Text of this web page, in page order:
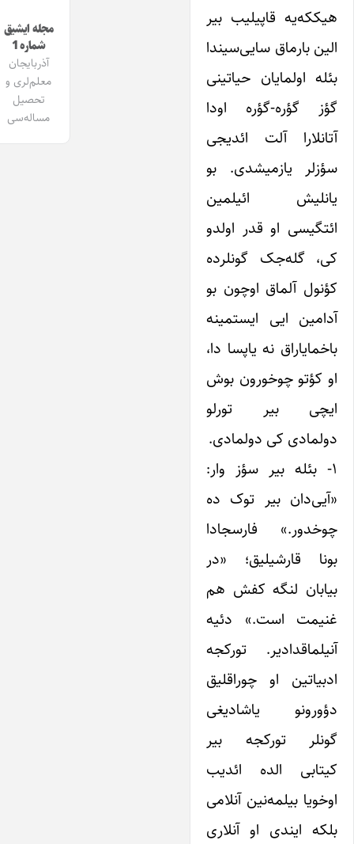
هیککه‌یه قاپیلیب بیر
الین بارماق سایی‌سیندا
بئله اولمایان حیاتینی
گؤز گؤره-گؤره اودا
آتانلارا آلت ائدیجی
سؤزلر یازمیشدی. بو
یانلیش ائیلمین
ائتگیسی او قدر اولدو
کی، گله‌جک گونلرده
کؤنول آلماق اوچون بو
آدامین ایی ایستمینه
باخمایاراق نه یاپسا دا،
او کؤتو چوخورون بوش
ایچی بیر تورلو
دولمادی کی دولمادی.
۱- بئله بیر سؤز وار:
«آیی‌دان بیر توک ده
چوخدور.» فارسجادا
بونا قارشیلیق؛ «در
بیابان لنگه کفش هم
غنیمت است.» دئیه
آنیلماقدادیر. تورکجه
ادبیاتین او چوراقلیق
دؤورونو یاشادیغی
گونلر تورکجه بیر
کیتابی الده ائدیب
اوخویا‌ بیلمه‌نین آنلامی
بلکه ایندی او آنلاری
مجله ایشیق
شماره 1
آذربایجان
معلم‌لری و
تحصیل
مساله‌سی